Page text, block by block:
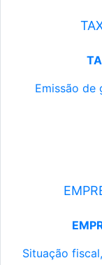
Emissão de
Situação